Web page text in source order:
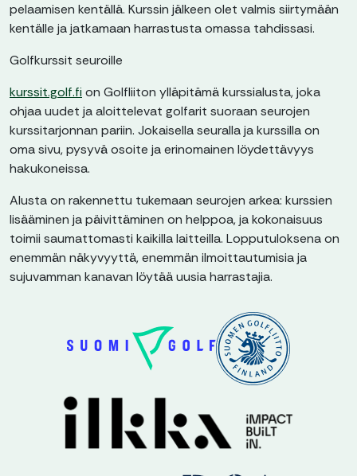
pelaamisen kentällä. Kurssin jälkeen olet valmis siirtymään
kentälle ja jatkamaan harrastusta omassa tahdissasi.
Golfkurssit seuroille
kurssit.golf.fi on Golfliiton ylläpitämä kurssialusta, joka
ohjaa uudet ja aloittelevat golfarit suoraan seurojen
kurssitarjonnan pariin. Jokaisella seuralla ja kurssilla on
oma sivu, pysyvä osoite ja erinomainen löydettävyys
hakukoneissa.
Alusta on rakennettu tukemaan seurojen arkea: kurssien
lisääminen ja päivittäminen on helppoa, ja kokonaisuus
toimii saumattomasti kaikilla laitteilla. Lopputuloksena on
enemmän näkyvyyttä, enemmän ilmoittautumisia ja
sujuvamman kanavan löytää uusia harrastajia.